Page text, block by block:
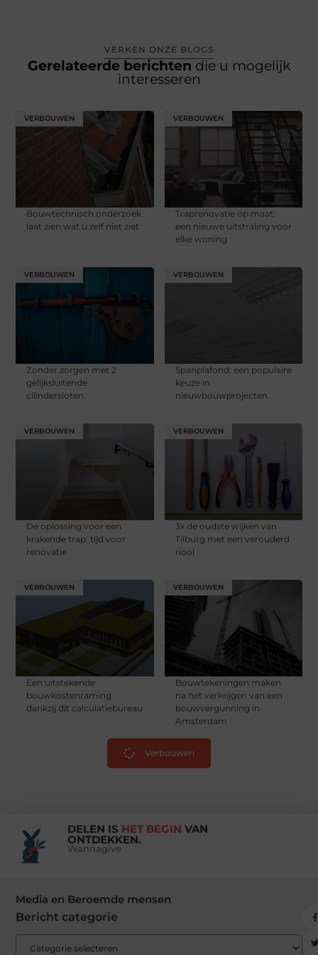
VERKEN ONZE BLOGS
Gerelateerde berichten die u mogelijk
interesseren
VERBOUWEN
Bouwtechnisch onderzoek
laat zien wat u zelf niet ziet
VERBOUWEN
Traprenovatie op maat:
een nieuwe uitstraling voor
elke woning
VERBOUWEN
Zonder zorgen met 2
gelijksluitende
cilindersloten
VERBOUWEN
Spanplafond: een populaire
keuze in
nieuwbouwprojecten
VERBOUWEN
De oplossing voor een
krakende trap: tijd voor
renovatie
VERBOUWEN
3x de oudste wijken van
Tilburg met een verouderd
riool
VERBOUWEN
Een uitstekende
bouwkostenraming
dankzij dit calculatiebureau
VERBOUWEN
Bouwtekeningen maken
na het verkrijgen van een
bouwvergunning in
Amsterdam
Verbouwen
DELEN IS HET BEGIN VAN
ONTDEKKEN.
Wannagive
Media en Beroemde mensen
Bericht categorie